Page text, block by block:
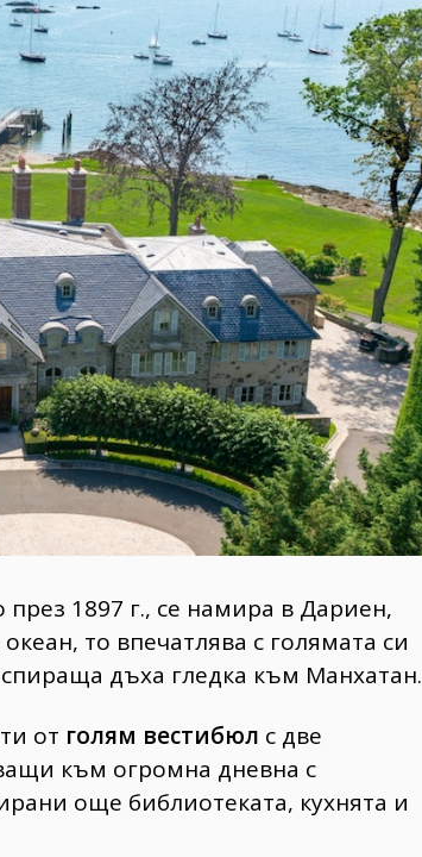
през 1897 г., се намира в Дариен,
то впечатлява с голямата си
дъха гледка към Манхатан.
от голям вестибюл с две
към огромна дневна с
още библиотеката, кухнята и